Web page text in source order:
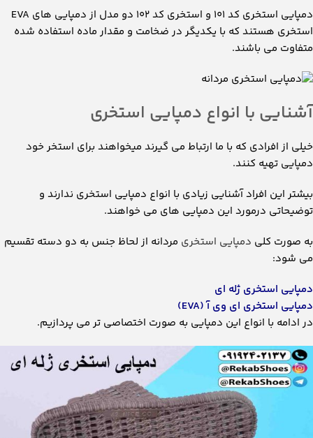
استخری هستند که با یکدیگر در ضخامت و مقدار ماده استفاده شده
متفاوت می باشند.
آشنایی با انواع دمپایی استخری
خیلی از افرادی که با ما ارتباط می گیرند میخواهند برای استخر خود
دمپایی تهیه کنند.
بیشتر این افراد آشنایی زیادی با انواع دمپایی استخری ندارند و
توضیحاتی درمورد این دمپایی های می خواهند.
به صورت کلی دمپایی استخری مردانه از لحاظ جنس به دو دسته تقسیم
می شود:
دمپایی استخری ژله ای
دمپایی استخری ای وی آ (EVA)
در ادامه با انواع این دمپایی به صورت اختصاصی تر می پردازیم.